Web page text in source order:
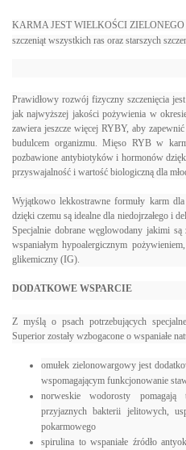
KARMA JEST WIELKOŚCI ZIELONEGO
szczeniąt wszystkich ras oraz starszych
Prawidłowy rozwój fizyczny szczenięcia
jak najwyższej jakości pożywienia w
zawiera jeszcze więcej RYBY, aby
budulcem organizmu. Mięso RYB w
pozbawione antybiotyków i hormonów
przyswajalność i wartość biologiczną dla
Wyjątkowo lekkostrawne formuły karm
dzięki czemu są idealne dla niedojrzałego i
Specjalnie dobrane węglowodany jakimi
wspaniałym hypoalergicznym
glikemiczny (IG).
DODATKOWE WSPARCIE
Z myślą o psach potrzebujących
Superior zostały wzbogacone o wspaniałe
omułek zielonowargowy jest
wspomagającym funkcjonowanie
norweskie wodorosty
przyjaznych bakterii jelitowych,
pokarmowego
spirulina to wspaniałe źródło